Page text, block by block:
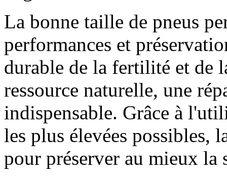
La bonne taille de pneus
performances et
durable de la fertilité et de
ressource naturelle, une
indispensable. Grâce à
les plus élevées possibles,
pour préserver au mieux la